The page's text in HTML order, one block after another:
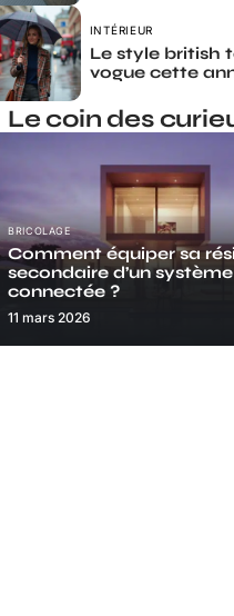
INTÉRIEUR
Le style british
vogue cette
Le coin des
BRICOLAGE
Comment équiper sa
secondaire d’un
connectée ?
11 mars 2026